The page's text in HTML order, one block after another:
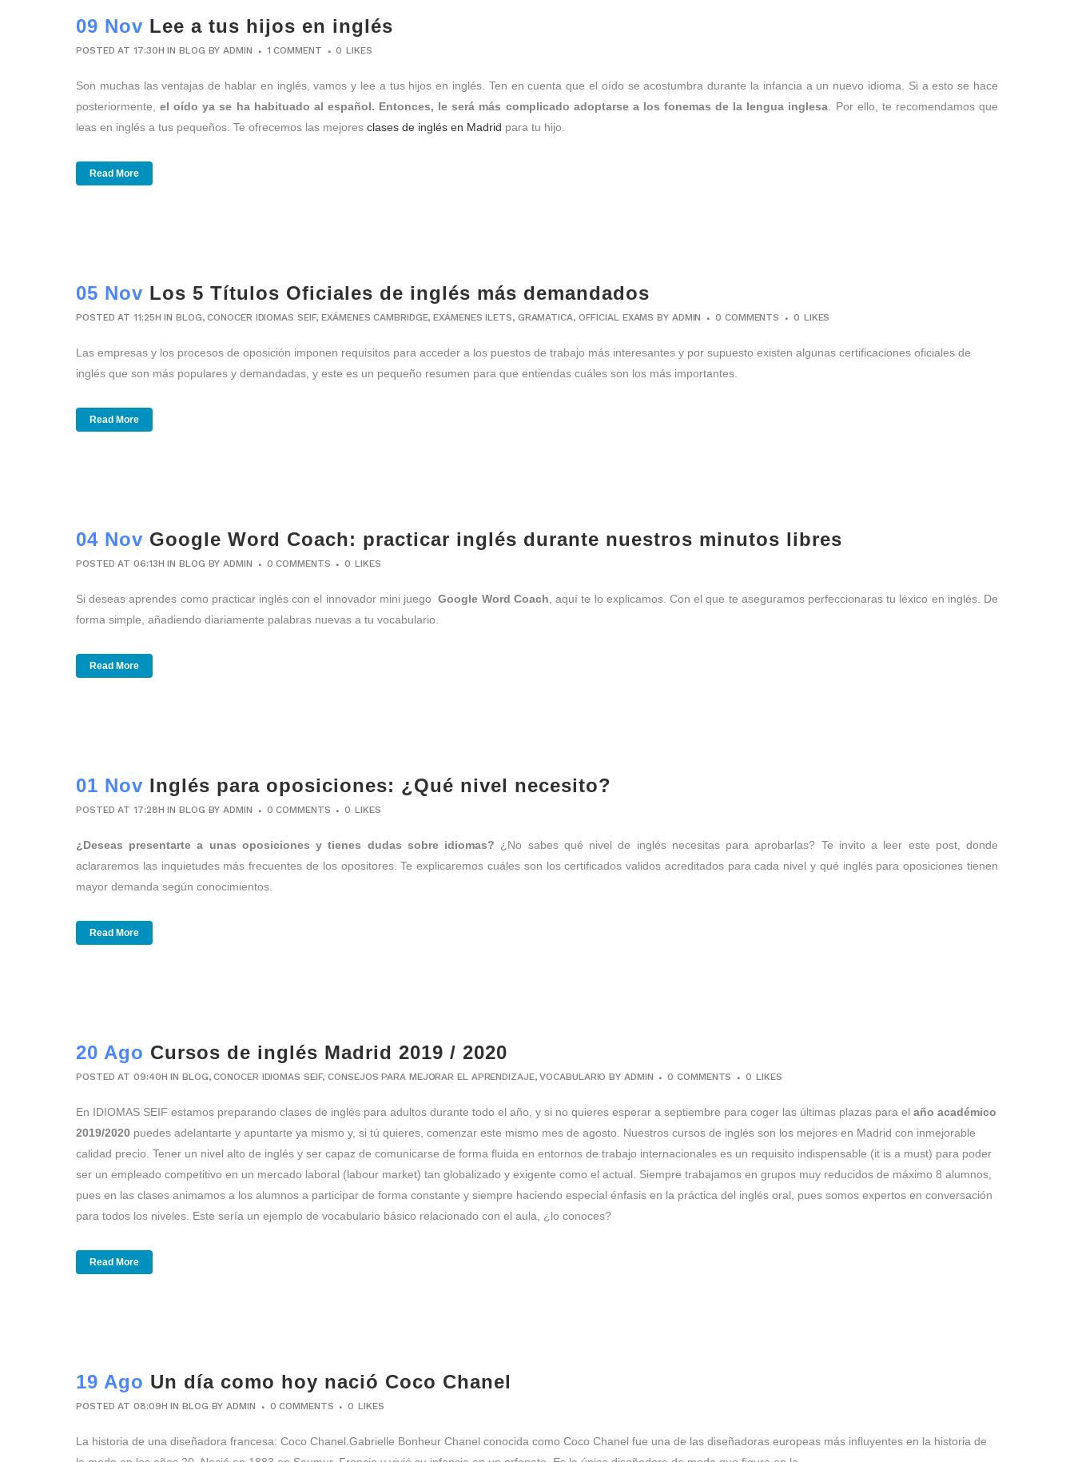
09 Nov Lee a tus hijos en inglés
POSTED AT 17:30H INBLOG BYADMIN 1 COMMENT 0 LIKES
Son muchas las ventajas de hablar en inglés, vamos y lee a tus hijos en inglés. Ten en cuenta que el oído se acostumbra durante la infancia a un nuevo idioma. Si a esto se hace
posteriormente,el oído ya se ha habituado al español. Entonces, le será más complicado adoptarse a los fonemas de la lengua inglesa . Por ello, te recomendamos que
leas en inglés a tus pequeños. Te ofrecemos las mejores clases de inglés en Madrid para tu hijo.
Read More
05 Nov Los 5 Títulos Oficiales de inglés más demandados
POSTED AT 11:25H INBLOG,CONOCER IDIOMAS SEIF,EXÁMENES CAMBRIDGE,EXÁMENES ILETS, GRAMATICA, OFFICIAL EXAMS BY ADMIN 0 COMMENTS 0 LIKES
Las empresas y los procesos de oposición imponen requisitos para acceder a los puestos de trabajo más interesantes y por supuesto existen algunas certificaciones oficiales de
inglés que son más populares y demandadas, y este es un pequeño resumen para que entiendas cuáles son los más importantes.
Read More
04 Nov Google Word Coach: practicar inglés durante nuestros minutos libres
POSTED AT 06:13H INBLOG BYADMIN 0 COMMENTS 0 LIKES
Si deseas aprendes como practicar inglés con el innovador mini juegoGoogle Word Coach , aquí te lo explicamos. Con el que te aseguramos perfeccionaras tu léxico en inglés. De
forma simple, añadiendo diariamente palabras nuevas a tu vocabulario.
Read More
01 Nov Inglés para oposiciones: ¿Qué nivel necesito?
POSTED AT 17:28H INBLOG BYADMIN 0 COMMENTS 0 LIKES
¿Deseas presentarte a unas oposiciones y tienes dudas sobre idiomas? ¿No sabes qué nivel de inglés necesitas para aprobarlas? Te invito a leer este post, donde
aclararemos las inquietudes más frecuentes de los opositores. Te explicaremos cuáles son los certificados validos acreditados para cada nivel y qué inglés para oposiciones tienen
mayor demanda según conocimientos.
Read More
20 Ago Cursos de inglés Madrid 2019 / 2020
POSTED AT 09:40H INBLOG,CONOCER IDIOMAS SEIF,CONSEJOS PARA MEJORAR EL APRENDIZAJE,VOCABULARIO BY ADMIN 0 COMMENTS 0 LIKES
En IDIOMAS SEIF estamos preparando clases de inglés para adultos durante todo el año, y si no quieres esperar a septiembre para coger las últimas plazas para el año académico
2019/2020 puedes adelantarte y apuntarte ya mismo y, si tú quieres, comenzar este mismo mes de agosto. Nuestros cursos de inglés son los mejores en Madrid con inmejorable
calidad precio. Tener un nivel alto de inglés y ser capaz de comunicarse de forma fluida en entornos de trabajo internacionales es un requisito indispensable (it is a must) para poder
ser un empleado competitivo en un mercado laboral (labour market) tan globalizado y exigente como el actual. Siempre trabajamos en grupos muy reducidos de máximo 8 alumnos,
pues en las clases animamos a los alumnos a participar de forma constante y siempre haciendo especial énfasis en la práctica del inglés oral, pues somos expertos en conversación
para todos los niveles. Este sería un ejemplo de vocabulario básico relacionado con el aula, ¿lo conoces?
Read More
19 Ago Un día como hoy nació Coco Chanel
POSTED AT 08:09H INBLOG BYADMIN 0 COMMENTS 0 LIKES
La historia de una diseñadora francesa: Coco Chanel.Gabrielle Bonheur Chanel conocida como Coco Chanel fue una de las diseñadoras europeas más influyentes en la historia de